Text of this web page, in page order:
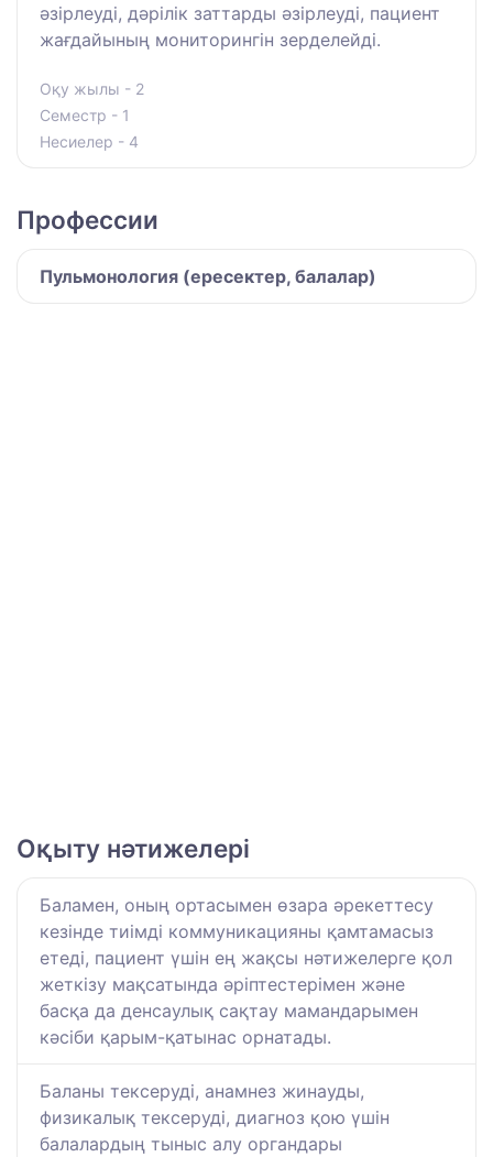
әзірлеуді, дәрілік заттарды әзірлеуді, пациент
жағдайының мониторингін зерделейді.
Оқу жылы - 2
Семестр - 1
Несиелер - 4
Профессии
Пульмонология (ересектер, балалар)
Оқыту нәтижелері
Баламен, оның ортасымен өзара әрекеттесу
кезінде тиімді коммуникацияны қамтамасыз
етеді, пациент үшін ең жақсы нәтижелерге қол
жеткізу мақсатында әріптестерімен және
басқа да денсаулық сақтау мамандарымен
кәсіби қарым-қатынас орнатады.
Баланы тексеруді, анамнез жинауды,
физикалық тексеруді, диагноз қою үшін
балалардың тыныс алу органдары